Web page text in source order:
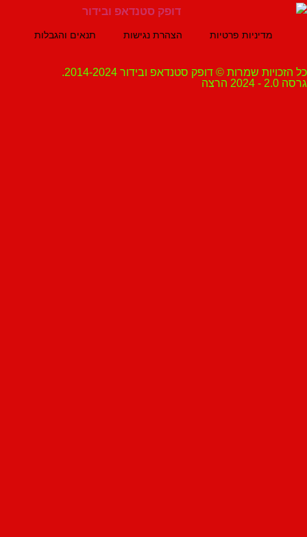
מדיניות פרטיות הצהרת נגישות תנאים והגבלות
שמרות © דופק סטנדאפ ובידור 2014-2024.